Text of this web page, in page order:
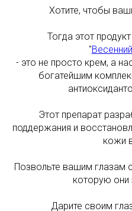
Хотите, чтобы
Тогда этот
"
- это не просто крем, а
богатейшим
Этот препарат
поддержания и
кожи
Позвольте вашим глазам
которую
Дарите своим